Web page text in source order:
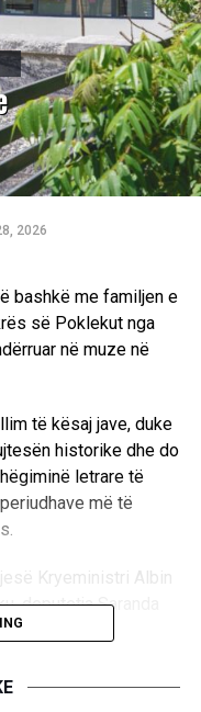
2026
bashkë me familjen e
së Poklekut nga
në muze në
të kësaj jave, duke
historike dhe do
letrare të
më të
Kryeministri Albin
deputetja Saranda
i kujtesës